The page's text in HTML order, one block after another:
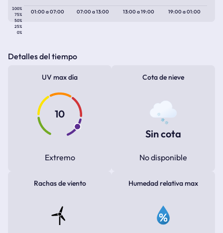
100%
75%
50%
25%
0%
01:00a07:00 07:00a13:00 13:00a19:00 19:00a01:00
Detalles del tiempo
UV max día
10
Extremo
Cota de nieve
Sin cota
No disponible
Rachas de viento Humedad relativa max